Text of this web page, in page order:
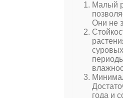
Малый
Они не
года и